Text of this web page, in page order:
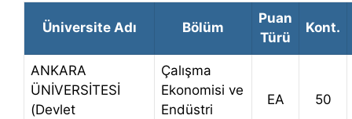
Üniversite Adı Bölüm
Puan
Türü
Kont.
ANKARA
ÜNİVERSİTESİ
(Devlet
Çalışma
Ekonomisi ve
Endüstri
EA 50